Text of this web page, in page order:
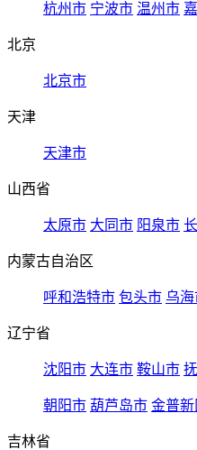
杭州市 宁波市 温州市
北京
北京市
天津
天津市
山西省
太原市 大同市 阳泉市
内蒙古自治区
呼和浩特市 包头市 乌
辽宁省
沈阳市 大连市 鞍山市
朝阳市 葫芦岛市 金普新
吉林省